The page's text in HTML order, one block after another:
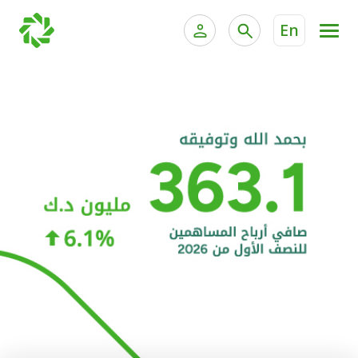
En
الخدمات المصرفية الإلكترونية للشركات
خدمة "بيتك" للتداول الإلكتروني
الحسابات المصرفية
البطاقات
"برامج العملاء"